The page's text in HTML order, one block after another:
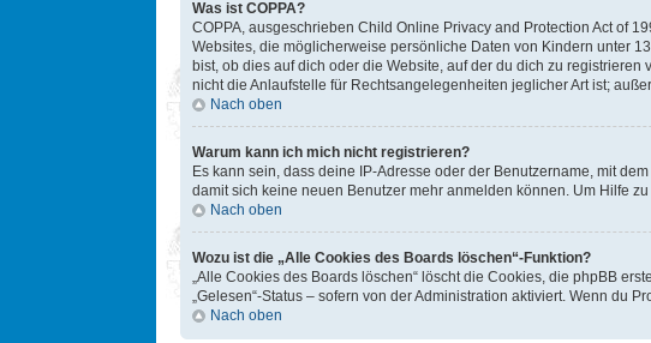
Was ist COPPA?
COPPA, ausgeschrieben Child Online Privacy and Protection Act of
Websites, die möglicherweise persönliche Daten von Kindern unter
bist, ob dies auf dich oder die Website, auf der du dich zu
nicht die Anlaufstelle für Rechtsangelegenheiten jeglicher Art ist;
Nach oben
Warum kann ich mich nicht registrieren?
Es kann sein, dass deine IP-Adresse oder der Benutzername, mit
damit sich keine neuen Benutzer mehr anmelden können. Um Hilfe
Nach oben
Wozu ist die „Alle Cookies des Boards löschen“-Funktion?
„Alle Cookies des Boards löschen“ löscht die Cookies, die phpBB
„Gelesen“-Status – sofern von der Administration aktiviert. Wenn du
Nach oben